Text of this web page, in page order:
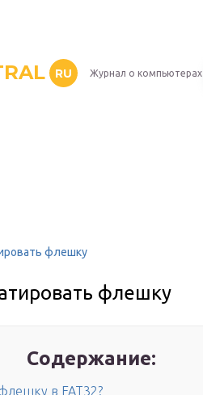
RU Журнал о компьютерах
флешку
флешку
Содержание:
в FAT32?